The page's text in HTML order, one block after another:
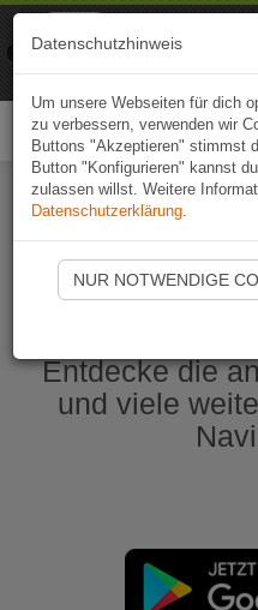
Naviki
Entdecke die
und viele
Datenschutzhinweis
Um unsere Webseiten für dich
zu verbessern, verwenden wir
Buttons "Akzeptieren" stimmst
Button "Konfigurieren" kannst
zulassen willst. Weitere
Datenschutzerklärung.
NUR NOTWENDIGE
Naviki